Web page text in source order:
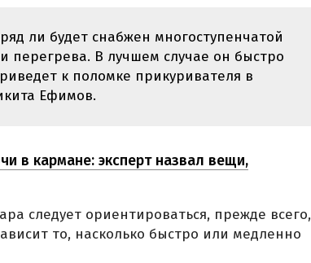
ли будет снабжен многоступенчатой
перегрева. В лучшем случае он быстро
к поломке прикуривателя в
Ефимов.
в кармане: эксперт назвал вещи,
следует ориентироваться, прежде всего,
то, насколько быстро или медленно